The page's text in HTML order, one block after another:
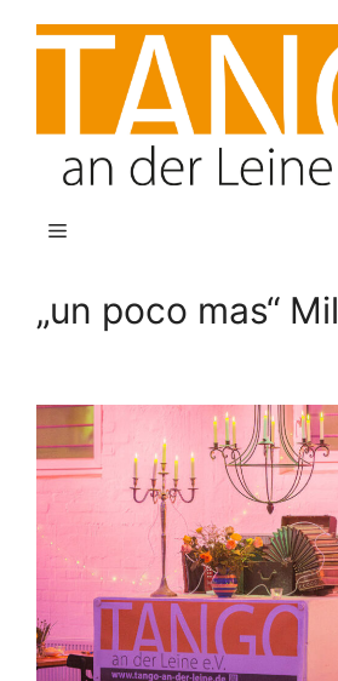
Inhalt
Menü
„un poco mas“